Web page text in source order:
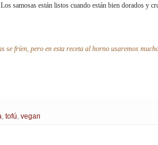
samosas están listos cuando están bien dorados y
se fríen, pero en esta receta al horno usaremos
tofú vegan